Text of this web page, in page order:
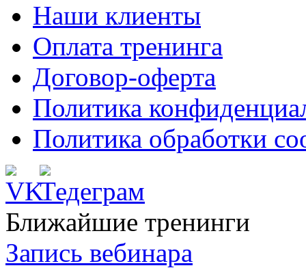
Наши клиенты
Оплата тренинга
Договор-оферта
Политика
Политика обработки
Ближайшие тренинги
Запись вебинара